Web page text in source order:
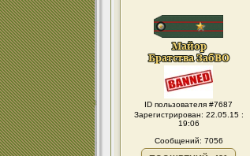
ID пользователя #7687
Зарегистрирован: 22.05.15 :
19:06
Сообщений: 7056